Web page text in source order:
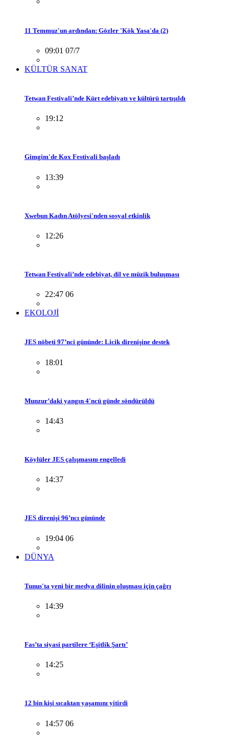
11 Temmuz'un ardından: Gözler 'Kök Yasa'da (2)
09:01 07/7
KÜLTÜR SANAT
Tetwan Festivali’nde Kürt edebiyatı ve kültürü tartışıldı
19:12
Gimgim'de Kox Festivali başladı
13:39
Xwebun Kadın Atölyesi'nden sosyal etkinlik
12:26
Tetwan Festivali’nde edebiyat, dil ve müzik buluşması
22:47 06
EKOLOJİ
JES nöbeti 97’nci gününde: Licik direnişine destek
18:01
Munzur’daki yangın 4'ncü günde söndürüldü
14:43
Köylüler JES çalışmasını engelledi
14:37
JES direnişi 96’ncı gününde
19:04 06
DÜNYA
Tunus'ta yeni bir medya dilinin oluşması için çağrı
14:39
Fas’ta siyasi partilere ‘Eşitlik Şartı’
14:25
12 bin kişi sıcaktan yaşamını yitirdi
14:57 06